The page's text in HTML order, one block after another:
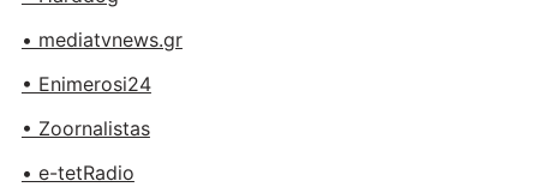
• mediatvnews.gr
• Enimerosi24
• Zoornalistas
• e-tetRadio